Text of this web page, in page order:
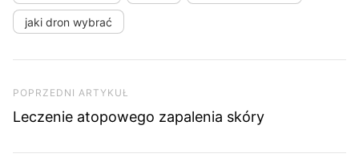
jaki dron wybrać
Poprzedni artykuł
POPRZEDNI ARTYKUŁ
Leczenie atopowego zapalenia skóry